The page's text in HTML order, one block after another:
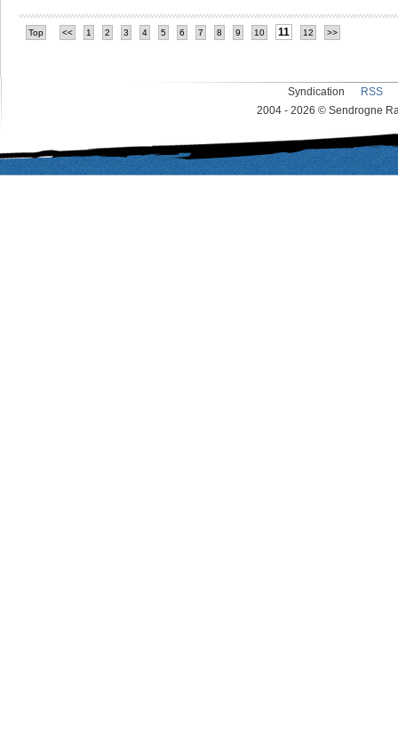
Top << 1 2 3 4 5 6 7 8 9 10 11 12 >>
Syndication RSS
2004 - 2026 © Sendrogne